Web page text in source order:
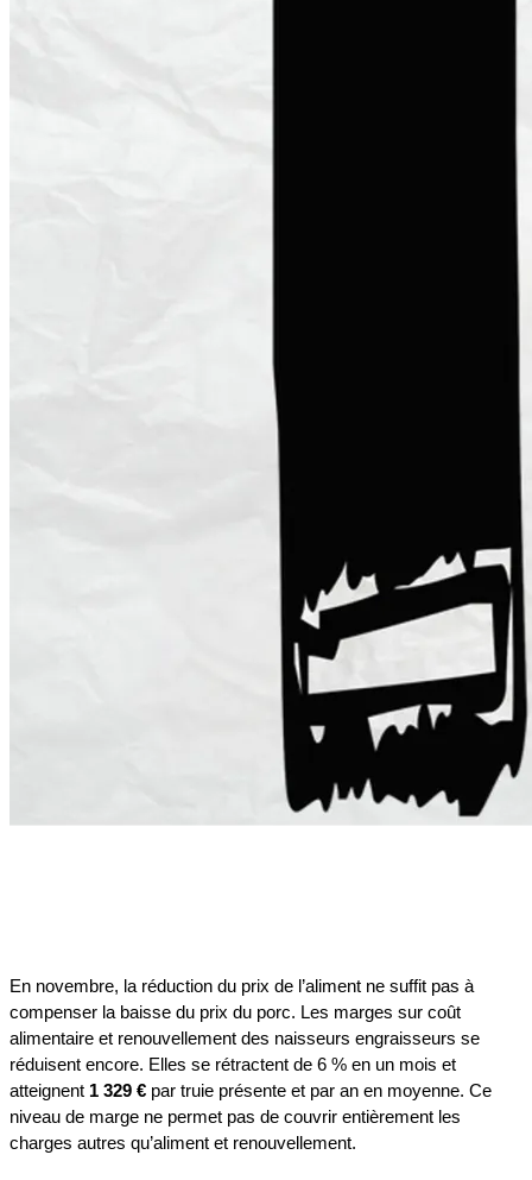
En novembre, la réduction du prix de l’aliment ne suffit pas à
compenser la baisse du prix du porc. Les marges sur coût
alimentaire et renouvellement des naisseurs engraisseurs se
réduisent encore. Elles se rétractent de 6 % en un mois et
atteignent 1 329 € par truie présente et par an en moyenne. Ce
niveau de marge ne permet pas de couvrir entièrement les
charges autres qu’aliment et renouvellement.